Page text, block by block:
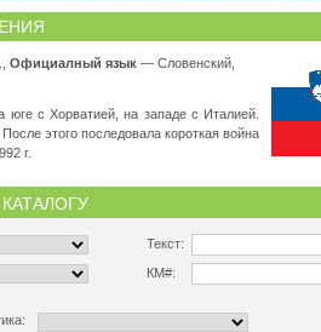
Официалный язык — Словенский,
юге с Хорватией, на западе с Италией.
этого последовала короткая война
г.
Текст:
КМ#: